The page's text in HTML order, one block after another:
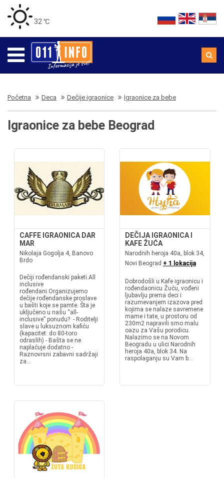
32 ℃
Početna Deca Dečije igraonice Igraonice za bebe
Igraonice za bebe Beograd
CAFFE IGRAONICA DAR
MAR
Nikolaja Gogolja 4, Banovo
Brdo
Dečiji rođendanski paketi.All
inclusive
rođendani.Organizujemo
dečije rođendanske proslave
u bašti koje se pamte. Šta je
uključeno u našu “all-
inclusive” ponudu? - Roditelji
slave u luksuznom kafiću
(kapacitet: do 80-toro
odraslih) - Bašta se ne
naplaćuje dodatno -
Raznovrsni zabavni sadržaji
za...
DEČIJA IGRAONICA I
KAFE ŽUĆA
Narodnih heroja 40a, blok 34,
Novi Beograd + 1 lokacija
Dobrodošli u Kafe igraonicu i
rođendaonicu Žuću, vođeni
ljubavlju prema deci i
razumevanjem izazova pred
kojima se nalaze savremene
mame i tate, u prostoru od
230m2 napravili smo malu
oazu za Vašu porodicu.
Nalazimo se na Novom
Beogradu u ulici Narodnih
heroja 40a, blok 34. Na
raspolaganju su Vam b...